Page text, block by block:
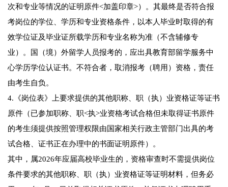
次和专业等情况的证明原件<加盖印章>）。其最终是否符合报
考岗位的学位、学历和专业资格条件，以本人毕业时取得的有
效学位证及毕业证所载学历和专业名称为准（不含辅修专
业）。国（境）外留学人员报考的，应出具教育部留学服务中
心学历学位认证书。不符合者，取消报考（聘用）资格，责任
由考生自负。
4.《岗位表》上要求提供的其他职称、职（执）业资格证等证书
原件（已参加职称、职<执>业资格考试合格但未取得证书原件
的考生须提供按照管理权限由国家相关行政主管部门出具的考
试合格、证书正在办理中的书面证明原件）。
其中，属2026年应届高校毕业生的，资格审查时不需提供岗位
条件要求的其他职称、职（执）业资格证等证明材料，但务必